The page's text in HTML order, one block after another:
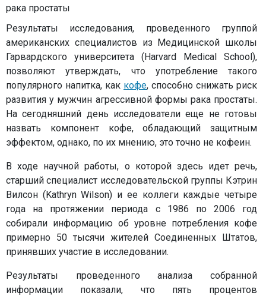
Результаты исследования, проведенного группой
американских специалистов из Медицинской школы
Гарвардского университета (Harvard Medical School),
позволяют утверждать, что употребление такого
популярного напитка, как кофе, способно снижать риск
развития у мужчин агрессивной формы рака простаты.
На сегодняшний день исследователи еще не готовы
назвать компонент кофе, обладающий защитным
эффектом, однако, по их мнению, это точно не кофеин.
В ходе научной работы, о которой здесь идет речь,
старший специалист исследовательской группы Кэтрин
Вилсон (Kathryn Wilson) и ее коллеги каждые четыре
года на протяжении периода с 1986 по 2006 год
собирали информацию об уровне потребления кофе
примерно 50 тысячи жителей Соединенных Штатов,
принявших участие в исследовании.
Результаты проведенного анализа собранной
информации показали, что пять процентов